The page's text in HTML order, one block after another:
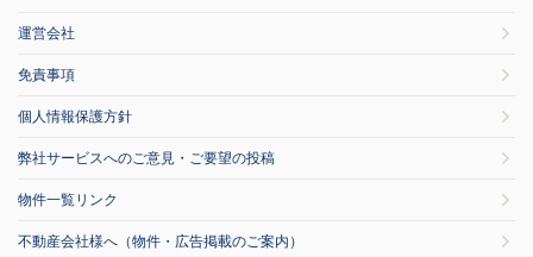
運営会社
免責事項
個人情報保護方針
弊社サービスへのご意見・ご要望の投稿
物件一覧リンク
不動産会社様へ（物件・広告掲載のご案内）